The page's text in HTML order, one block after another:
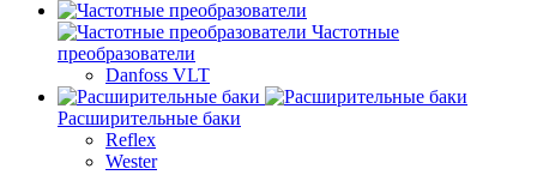
Частотные
преобразователи
Danfoss VLT
Расширительные баки
Reflex
Wester